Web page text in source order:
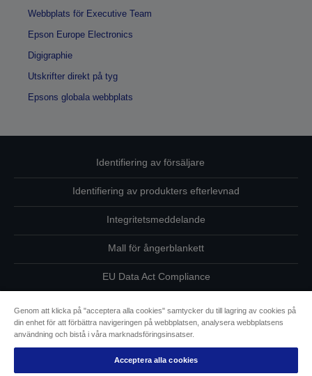
Webbplats för Executive Team
Epson Europe Electronics
Digigraphie
Utskrifter direkt på tyg
Epsons globala webbplats
Identifiering av försäljare
Identifiering av produkters efterlevnad
Integritetsmeddelande
Mall för ångerblankett
EU Data Act Compliance
Kontakta oss angående dina uppgifter
Information om cookies
Epsons åtagande avseende tillgänglighet
Genom att klicka på "acceptera alla cookies" samtycker du till lagring av cookies på
din enhet för att förbättra navigeringen på webbplatsen, analysera webbplatsens
användning och bistå i våra marknadsföringsinsatser.
Acceptera alla cookies